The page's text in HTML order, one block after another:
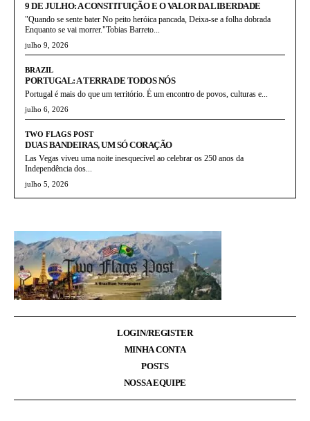
9 DE JULHO: A CONSTITUIÇÃO E O VALOR DA LIBERDADE
"Quando se sente bater No peito heróica pancada, Deixa-se a folha dobrada
Enquanto se vai morrer."Tobias Barreto...
julho 9, 2026
BRAZIL
PORTUGAL: A TERRA DE TODOS NÓS
Portugal é mais do que um território. É um encontro de povos, culturas e...
julho 6, 2026
TWO FLAGS POST
DUAS BANDEIRAS, UM SÓ CORAÇÃO
Las Vegas viveu uma noite inesquecível ao celebrar os 250 anos da
Independência dos...
julho 5, 2026
LOGIN/REGISTER
MINHA CONTA
POSTS
NOSSA EQUIPE